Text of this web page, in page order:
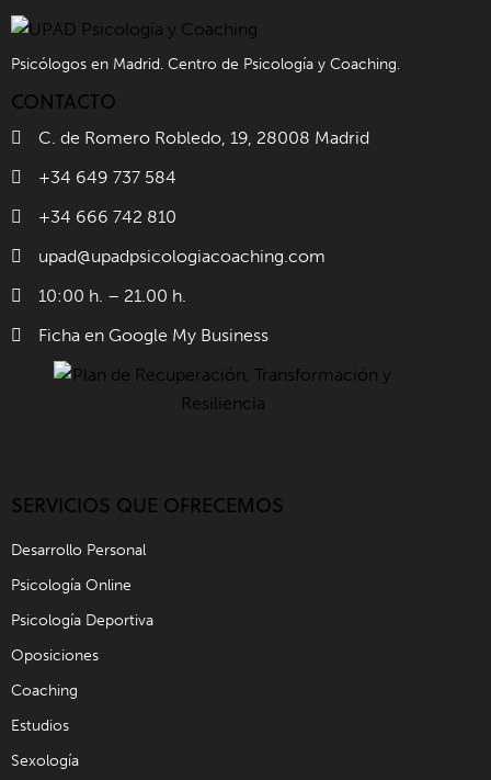
Psicólogos en Madrid. Centro de Psicología y Coaching.
CONTACTO
C. de Romero Robledo, 19, 28008 Madrid
+34 649 737 584
+34 666 742 810
upad@upadpsicologiacoaching.com
10:00 h. – 21.00 h.
Ficha en Google My Business
SERVICIOS QUE OFRECEMOS
Desarrollo Personal
Psicología Online
Psicología Deportiva
Oposiciones
Coaching
Estudios
Sexología